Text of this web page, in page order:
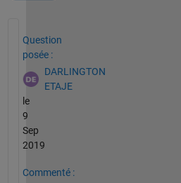
Question
posée :
DARLINGTON
ETAJE
le
9
Sep
2019
Commenté :